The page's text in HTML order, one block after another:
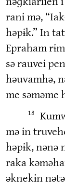
rani mə,
həpɨk.” In
Epraham
sə rauvei
həuvamhə,
me səməme
18
mə in
həpɨk, nənə
raka
əknekɨn